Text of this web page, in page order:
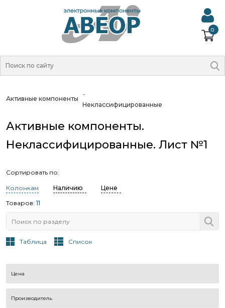
0
Активные компоненты
Неклассифицированные
Активные компоненты.
Неклассифицированные. Лист №1
Сортировать по:
Колонкам Наличию
Цене
Товаров: 11
Таблица Список
Цена
Производитель